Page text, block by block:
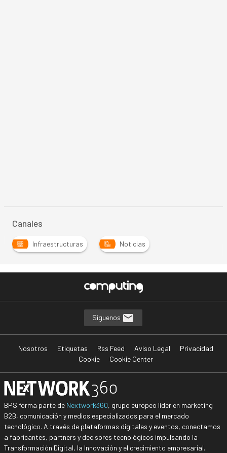
Canales
Infraestructuras Noticias
Síguenos
Nosotros Etiquetas Rss Feed Aviso Legal
Privacidad
Cookie
Cookie Center
BPS forma parte de Nextwork360, grupo europeo líder en marketing
B2B, comunicación y medios especializados para el mercado
tecnológico. A través de plataformas digitales y eventos, conectamos
a fabricantes, partners y decisores tecnológicos impulsando la
Transformación Digital, la Innovación y el crecimiento empresarial.